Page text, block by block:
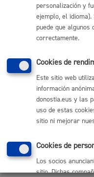
Eusko Jaurlaritza; Arabako, Bizkaiko eta
Foru Aldundiak. GeoEuskadi
Ver localización en GoogleMaps
personalización y
ejemplo, el
puede que algunos
correctamente.
Cookies de
Este sitio web
información
donostia.eus y las
uso de estas
sitio ni mejorar
Cookies de
Los socios
sitio. Dichas